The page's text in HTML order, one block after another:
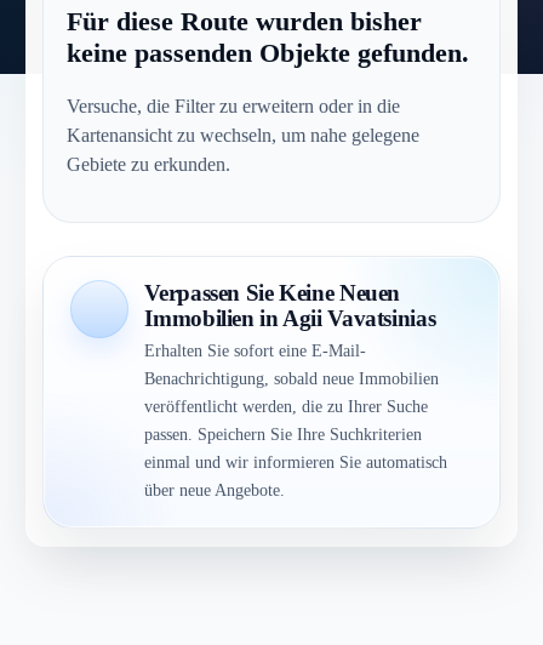
Für diese Route wurden bisher
keine passenden Objekte gefunden.
Versuche, die Filter zu erweitern oder in die
Kartenansicht zu wechseln, um nahe gelegene
Gebiete zu erkunden.
Verpassen Sie Keine Neuen
Immobilien in Agii Vavatsinias
Erhalten Sie sofort eine E-Mail-
Benachrichtigung, sobald neue Immobilien
veröffentlicht werden, die zu Ihrer Suche
passen. Speichern Sie Ihre Suchkriterien
einmal und wir informieren Sie automatisch
über neue Angebote.